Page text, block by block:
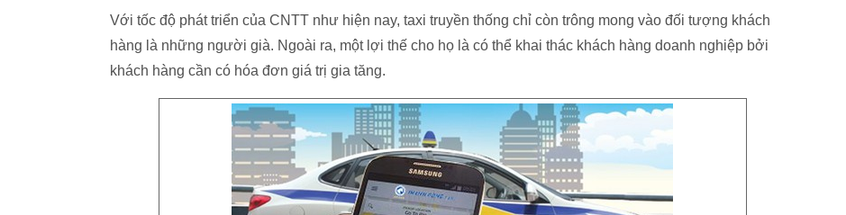
Với tốc độ phát triển của CNTT như hiện nay, taxi truyền thống chỉ còn trông mong vào đối tượng khách
hàng là những người già. Ngoài ra, một lợi thế cho họ là có thể khai thác khách hàng doanh nghiệp bởi
khách hàng cần có hóa đơn giá trị gia tăng.